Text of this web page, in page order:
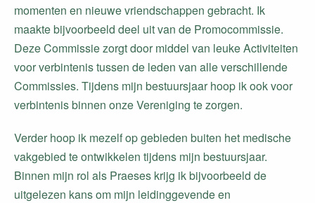
momenten en nieuwe vriendschappen gebracht. Ik
maakte bijvoorbeeld deel uit van de Promocommissie.
Deze Commissie zorgt door middel van leuke Activiteiten
voor verbintenis tussen de leden van alle verschillende
Commissies. Tijdens mijn bestuursjaar hoop ik ook voor
verbintenis binnen onze Vereniging te zorgen.
Verder hoop ik mezelf op gebieden buiten het medische
vakgebied te ontwikkelen tijdens mijn bestuursjaar.
Binnen mijn rol als Praeses krijg ik bijvoorbeeld de
uitgelezen kans om mijn leidinggevende en